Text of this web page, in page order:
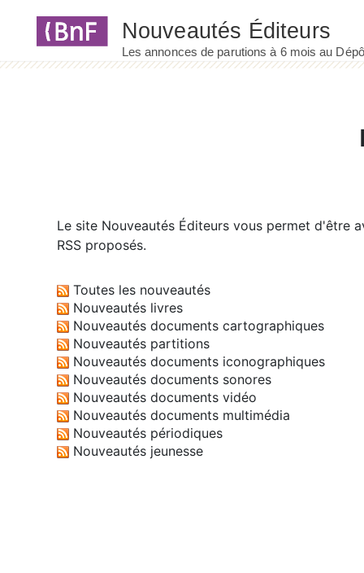
Le site Nouveautés Éditeurs vous permet d'être
RSS proposés.
Toutes les nouveautés
Nouveautés livres
Nouveautés documents cartographiques
Nouveautés partitions
Nouveautés documents iconographiques
Nouveautés documents sonores
Nouveautés documents vidéo
Nouveautés documents multimédia
Nouveautés périodiques
Nouveautés jeunesse